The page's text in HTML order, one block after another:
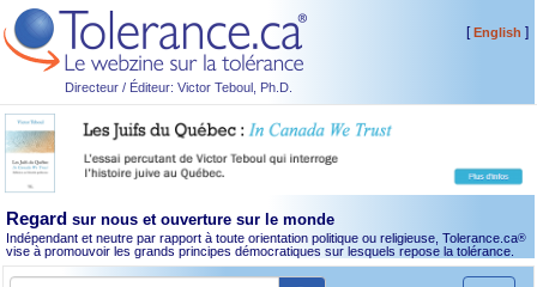
Directeur / Éditeur: Victor Teboul, Ph.D.
[English ]
Regard sur nous et ouverture sur le monde
Indépendant et neutre par rapport à toute orientation politique ou religieuse, Tolerance.ca®
vise à promouvoir les grands principes démocratiques sur lesquels repose la tolérance.